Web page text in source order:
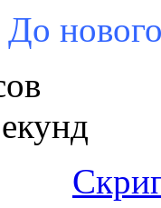
До